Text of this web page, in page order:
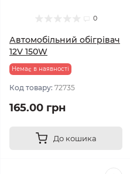
0
Автомобільний обігрівач
12V 150W
Немає в наявності
Код товару: 72735
165.00 грн
До кошика